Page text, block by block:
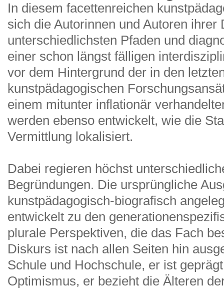
In diesem facettenreichen
sich die Autorinnen und Autoren ihrer
unterschiedlichsten Pfaden und
einer schon längst fälligen
vor dem Hintergrund der in den
kunstpädagogischen
einem mitunter inflationär
werden ebenso entwickelt, wie die
Vermittlung lokalisiert.
Dabei regieren höchst
Begründungen. Die ursprüngliche
kunstpädagogisch-biografisch
entwickelt zu den
plurale Perspektiven, die das Fach
Diskurs ist nach allen Seiten hin
Schule und Hochschule, er ist
Optimismus, er bezieht die Älteren